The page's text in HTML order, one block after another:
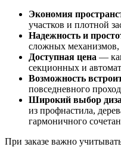
Экономия
участков и плотной
Надежность и
сложных механизмов,
Доступная цена —
секционных и
Возможность
повседневного
Широкий выбор
из профнастила,
гармоничного
При заказе важно